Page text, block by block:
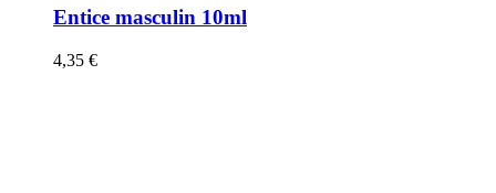
Entice masculin 10ml
4,35 €